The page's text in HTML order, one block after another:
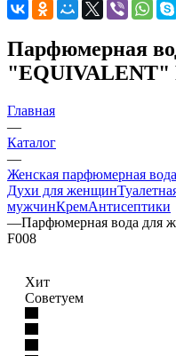
Парфюмерная
"EQUIVALENT"
Главная
—
Каталог
—
Женская парфюмерная вода
Духи для женщин
мужчинКремАнтисептики
—Парфюмерная вода для
F008
Хит
Советуем